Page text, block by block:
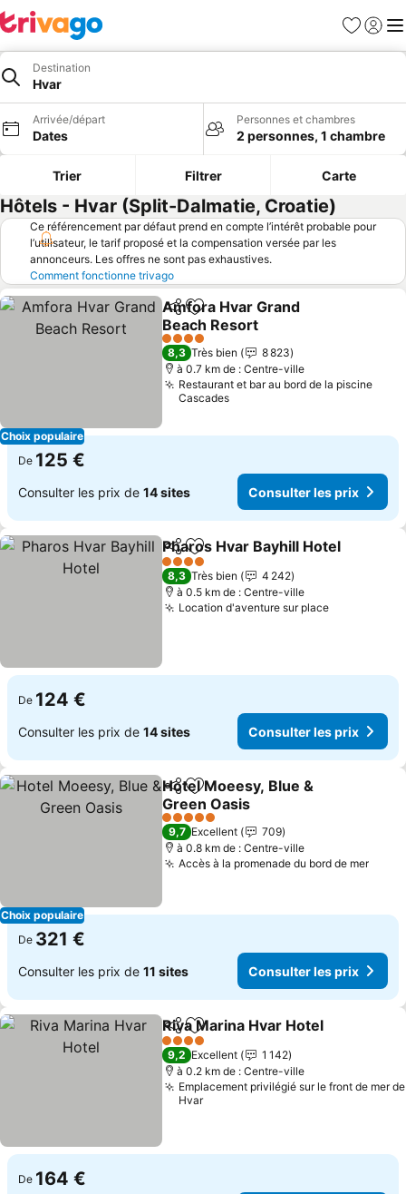
Favoris
Se
Destination
Hvar
Arrivée/départ
Dates
Personnes et chambres
2 personnes, 1 chambre
Trier Filtrer Carte
Hôtels - Hvar (Split-Dalmatie, Croatie)
Ce référencement par défaut prend en compte l’intérêt probable pour
l’utilisateur, le tarif proposé et la compensation versée par les
annonceurs. Les offres ne sont pas exhaustives.
Comment fonctionne trivago
Choix populaire
PartagerAjouter à mes favoris
Amfora Hvar Grand
Beach Resort
4 Étoiles
8,3 Très bien
8 823
à 0.7 km de : Centre-ville
Restaurant et bar au bord de la piscine
Cascades
De 125 €
Consulter les prix de 14 sites Consulter les prix
PartagerAjouter à mes favoris
Pharos Hvar Bayhill Hotel
4 Étoiles
8,3 Très bien
4 242
à 0.5 km de : Centre-ville
Location d'aventure sur place
De 124 €
Consulter les prix de 14 sites Consulter les prix
Choix populaire
PartagerAjouter à mes favoris
Hotel Moeesy, Blue &
Green Oasis
5 Étoiles
9,7 Excellent
709
à 0.8 km de : Centre-ville
Accès à la promenade du bord de mer
De 321 €
Consulter les prix de 11 sites Consulter les prix
PartagerAjouter à mes favoris
Riva Marina Hvar Hotel
4 Étoiles
9,2 Excellent
1 142
à 0.2 km de : Centre-ville
Emplacement privilégié sur le front de mer de
Hvar
De 164 €